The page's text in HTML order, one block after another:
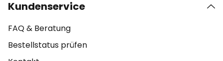
Kundenservice
FAQ & Beratung
Bestellstatus prüfen